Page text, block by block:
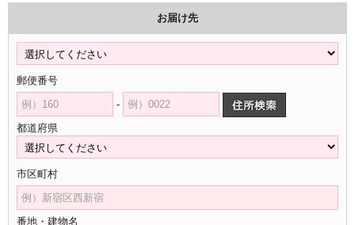
お届け先
郵便番号
-
都道府県
市区町村
番地・建物名